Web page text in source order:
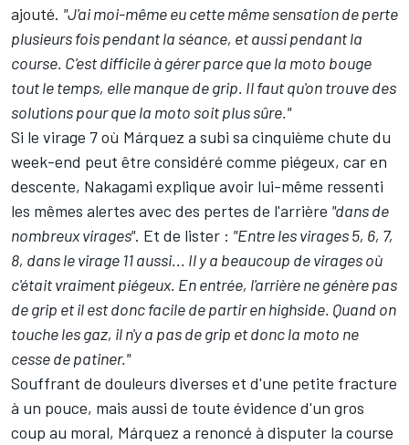
ajouté. "J'ai moi-même eu cette même sensation de perte
plusieurs fois pendant la séance, et aussi pendant la
course. C'est difficile à gérer parce que la moto bouge
tout le temps, elle manque de grip. Il faut qu'on trouve des
solutions pour que la moto soit plus sûre."
Si le virage 7 où Márquez a subi sa cinquième chute du
week-end peut être considéré comme piégeux, car en
descente, Nakagami explique avoir lui-même ressenti
les mêmes alertes avec des pertes de l'arrière "dans de
nombreux virages". Et de lister : "Entre les virages 5, 6, 7,
8, dans le virage 11 aussi... Il y a beaucoup de virages où
c'était vraiment piégeux. En entrée, l'arrière ne génère pas
de grip et il est donc facile de partir en highside. Quand on
touche les gaz, il n'y a pas de grip et donc la moto ne
cesse de patiner."
Souffrant de douleurs diverses et d'une petite fracture
à un pouce, mais aussi de toute évidence d'un gros
coup au moral, Márquez a renoncé à disputer la course